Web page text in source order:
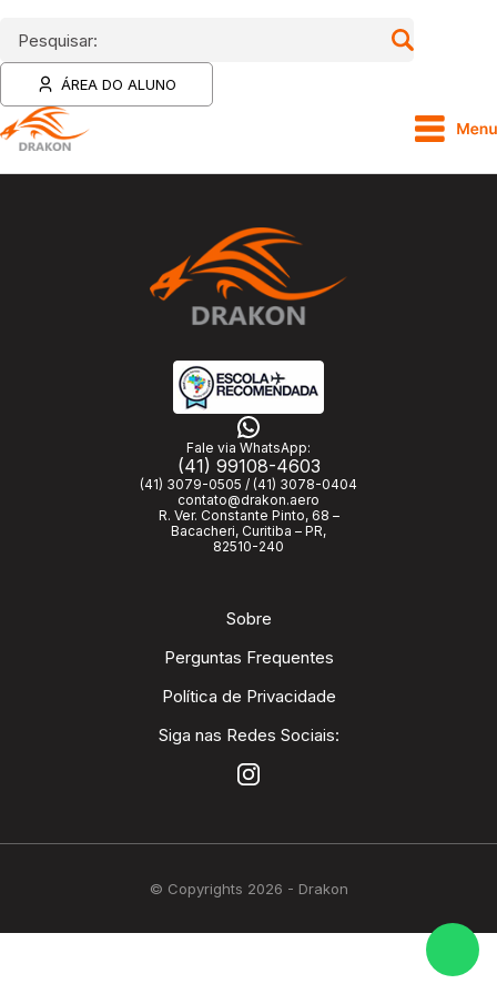
Pesquisar:
ÁREA DO ALUNO
Fale via WhatsApp:
(41) 99108-4603
(41) 3079-0505 / (41) 3078-0404
contato@drakon.aero
R. Ver. Constante Pinto, 68 –
Bacacheri, Curitiba – PR,
82510-240
Sobre
Perguntas Frequentes
Política de Privacidade
Siga nas Redes Sociais:
© Copyrights 2026 - Drakon